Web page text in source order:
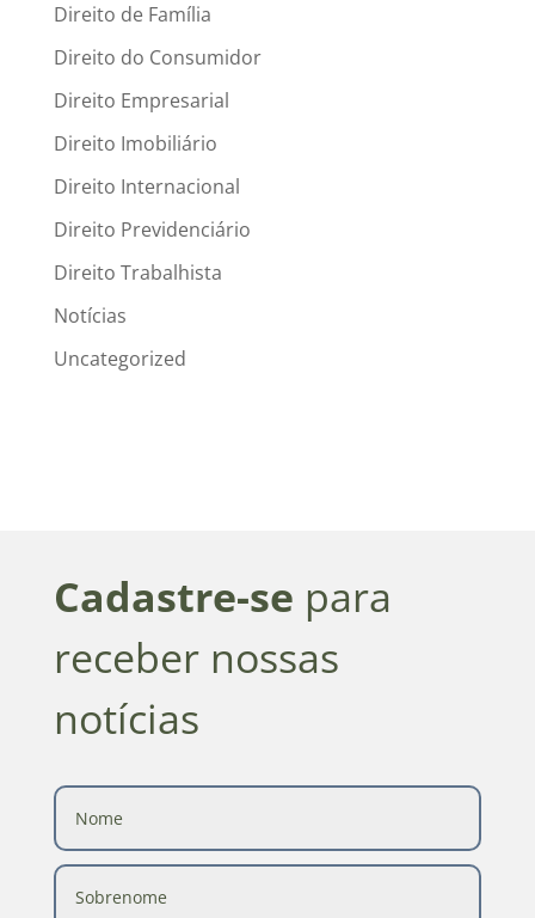
Direito de Família
Direito do Consumidor
Direito Empresarial
Direito Imobiliário
Direito Internacional
Direito Previdenciário
Direito Trabalhista
Notícias
Uncategorized
Cadastre-se para
receber nossas
notícias